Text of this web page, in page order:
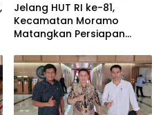
‎Jelang HUT RI ke-81,
Kecamatan Moramo
Matangkan Persiapan